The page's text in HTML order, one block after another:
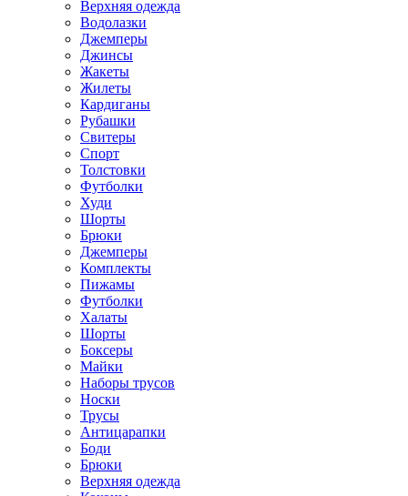
Верхняя одежда
Водолазки
Джемперы
Джинсы
Жакеты
Жилеты
Кардиганы
Рубашки
Свитеры
Спорт
Толстовки
Футболки
Худи
Шорты
Брюки
Джемперы
Комплекты
Пижамы
Футболки
Халаты
Шорты
Боксеры
Майки
Наборы трусов
Носки
Трусы
Антицарапки
Боди
Брюки
Верхняя одежда